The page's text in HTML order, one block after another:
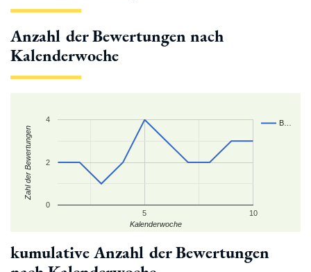
Anzahl der Bewertungen nach
Kalenderwoche
B…
5 10
0
2
4
Kalenderwoche
Zahl der Bewertungen
kumulative Anzahl der Bewertungen